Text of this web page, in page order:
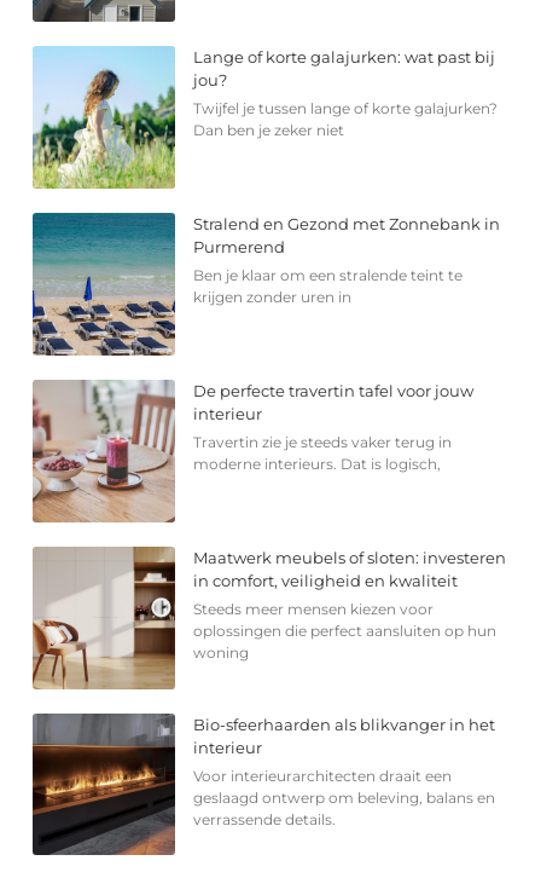
Lange of korte galajurken: wat past bij
jou?
Twijfel je tussen lange of korte galajurken?
Dan ben je zeker niet
Stralend en Gezond met Zonnebank in
Purmerend
Ben je klaar om een stralende teint te
krijgen zonder uren in
De perfecte travertin tafel voor jouw
interieur
Travertin zie je steeds vaker terug in
moderne interieurs. Dat is logisch,
Maatwerk meubels of sloten: investeren
in comfort, veiligheid en kwaliteit
Steeds meer mensen kiezen voor
oplossingen die perfect aansluiten op hun
woning
Bio-sfeerhaarden als blikvanger in het
interieur
Voor interieurarchitecten draait een
geslaagd ontwerp om beleving, balans en
verrassende details.